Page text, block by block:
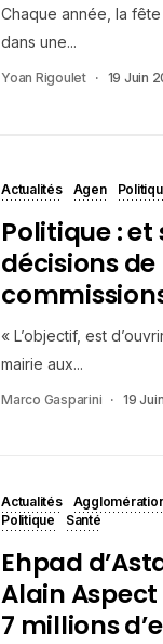
Chaque année, la
dans une...
Yoan Rigoulet 19 Juin
Actualités Agen
Politique :
décisions de
« L’objectif, est
mairie aux...
Marco Gasparini 19
Actualités
Politique
Santé
Ehpad
Alain
7 millions